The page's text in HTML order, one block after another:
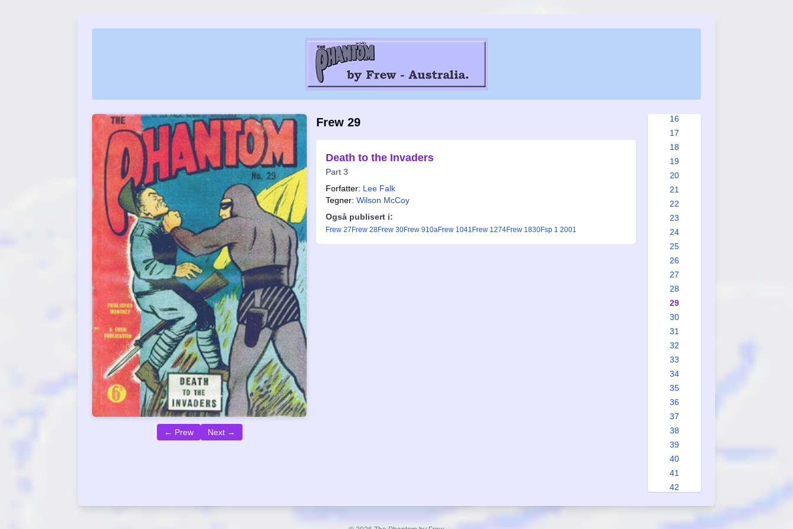
← Prew Next →
Frew 29
Death to the Invaders
Part 3
Forfatter: Lee Falk
Tegner: Wilson McCoy
Også publisert i:
Frew 27 Frew 28Frew 30Frew 910aFrew 1041 Frew 1274Frew 1830Fsp 1 2001
16
17
18
19
20
21
22
23
24
25
26
27
28
29
30
31
32
33
34
35
36
37
38
39
40
41
42